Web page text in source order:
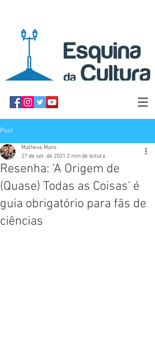
Post
Resenha: 'A Origem de
(Quase) Todas as Coisas' é
guia obrigatório para fãs de
ciências
Matheus Mans
27 de set. de 2021 2 min de leitura